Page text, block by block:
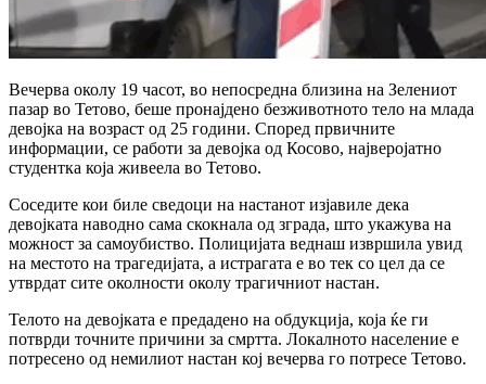
Вечерва околу 19 часот, во непосредна близина на Зелениот
пазар во Тетово, беше пронајдено безживотното тело на млада
девојка на возраст од 25 години. Според првичните
информации, се работи за девојка од Косово, најверојатно
студентка која живеела во Тетово.
Соседите кои биле сведоци на настанот изјавиле дека
девојката наводно сама скокнала од зграда, што укажува на
можност за самоубиство. Полицијата веднаш извршила увид
на местото на трагедијата, а истрагата е во тек со цел да се
утврдат сите околности околу трагичниот настан.
Телото на девојката е предадено на обдукција, која ќе ги
потврди точните причини за смртта. Локалното население е
потресено од немилиот настан кој вечерва го потресе Тетово.